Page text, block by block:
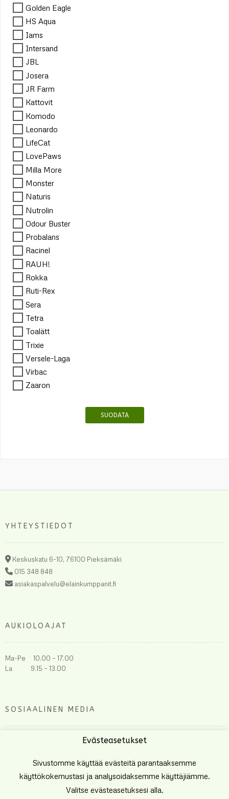
Golden Eagle
HS Aqua
Iams
Intersand
JBL
Josera
JR Farm
Kattovit
Komodo
Leonardo
LifeCat
LovePaws
Milla More
Monster
Naturis
Nutrolin
Odour Buster
Probalans
Racinel
RAUH!
Rokka
Ruti-Rex
Sera
Tetra
Toalätt
Trixie
Versele-Laga
Virbac
Zaaron
SUODATA
YHTEYSTIEDOT
Keskuskatu 6-10, 76100 Pieksämäki
015 348 848
asiakaspalvelu@elainkumppanit.fi
AUKIOLOAJAT
Ma-Pe 10.00 – 17.00
La 9.15 – 13.00
SOSIAALINEN MEDIA
Evästeasetukset
Sivustomme käyttää evästeitä parantaaksemme
käyttökokemustasi ja analysoidaksemme käyttäjiämme.
Valitse evästeasetuksesi alla.